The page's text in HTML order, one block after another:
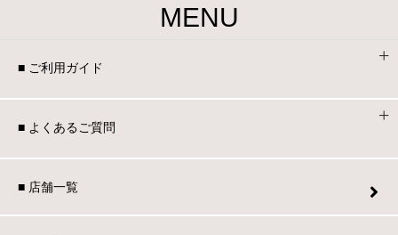
MENU
■ ご利用ガイド
■ よくあるご質問
■ 店舗一覧